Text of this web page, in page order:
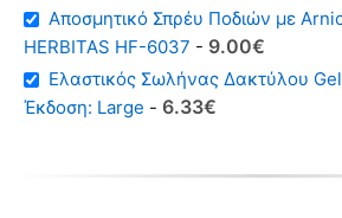
Αποσμητικό Σπρέυ Ποδιών με
HERBITAS HF-6037 - Original
price
was:
9.00€
Η
τρέχουσα
τιμή
Ελαστικός Σωλήνας Δακτύλου
Έκδοση: Large - Original
6.33€
Η